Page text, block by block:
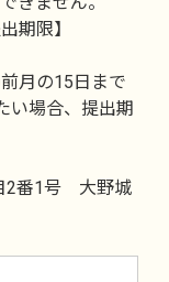
期限】
月の15日まで
い場合、提出期
2番1号 大野城